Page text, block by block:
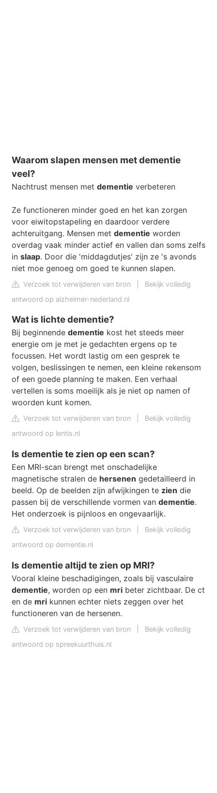
Waarom slapen mensen met dementie
veel?
Nachtrust mensen met dementie verbeteren
Ze functioneren minder goed en het kan zorgen
voor eiwitopstapeling en daardoor verdere
achteruitgang. Mensen met dementie worden
overdag vaak minder actief en vallen dan soms zelfs
in slaap. Door die 'middagdutjes' zijn ze 's avonds
niet moe genoeg om goed te kunnen slapen.
Verzoek tot verwijderen van bron
Bekijk volledig
antwoord op alzheimer-nederland.nl
Wat is lichte dementie?
Bij beginnende dementie kost het steeds meer
energie om je met je gedachten ergens op te
focussen. Het wordt lastig om een gesprek te
volgen, beslissingen te nemen, een kleine rekensom
of een goede planning te maken. Een verhaal
vertellen is soms moeilijk als je niet op namen of
woorden kunt komen.
Verzoek tot verwijderen van bron
Bekijk volledig
antwoord op lentis.nl
Is dementie te zien op een scan?
Een MRI-scan brengt met onschadelijke
magnetische stralen de hersenen gedetailleerd in
beeld. Op de beelden zijn afwijkingen te zien die
passen bij de verschillende vormen van dementie.
Het onderzoek is pijnloos en ongevaarlijk.
Verzoek tot verwijderen van bron
Bekijk volledig
antwoord op dementie.nl
Is dementie altijd te zien op MRI?
Vooral kleine beschadigingen, zoals bij vasculaire
dementie, worden op een mri beter zichtbaar. De ct
en de mri kunnen echter niets zeggen over het
functioneren van de hersenen.
Verzoek tot verwijderen van bron
Bekijk volledig
antwoord op spreekuurthuis.nl